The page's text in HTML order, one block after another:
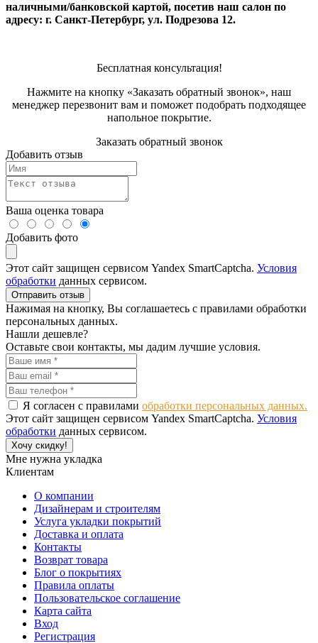
наличными/банковской картой, посетив наш салон по
адресу: г. Санкт-Петербург, ул. Подрезова 12.
Бесплатная консультация!
Нажмите на кнопку «Заказать обратный звонок», наш
менеджер перезвонит вам и поможет подобрать подходящее
напольное покрытие.
Заказать обратный звонок
Добавить отзыв
Ваша оценка товара
Добавить фото
Этот сайт защищен сервисом Yandex SmartCaptcha. Условия
обработки данных сервисом.
Отправить отзыв
Нажимая на кнопку, Вы соглашаетесь с правилами обработки
персональных данных.
Нашли дешевле?
Оставьте свои контакты, мы дадим лучшие условия.
Я согласен с правилами обработки персональных данных.
Этот сайт защищен сервисом Yandex SmartCaptcha. Условия
обработки данных сервисом.
Хочу скидку!
Мне нужна укладка
Клиентам
О компании
Дизайнерам и строителям
Услуга укладки покрытий
Доставка и оплата
Контакты
Возврат товара
Блог о покрытиях
Правила оплаты
Пользовательское соглашение
Карта сайта
Вход
Регистрация